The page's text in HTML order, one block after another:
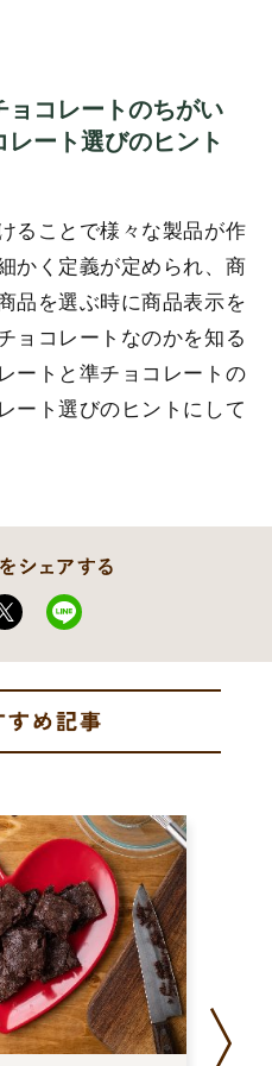
ョコレートのちがい
ート選びのヒント
ることで様々な製品が作
かく定義が定められ、商
品を選ぶ時に商品表示を
ョコレートなのかを知る
ートと準チョコレートの
ート選びのヒントにして